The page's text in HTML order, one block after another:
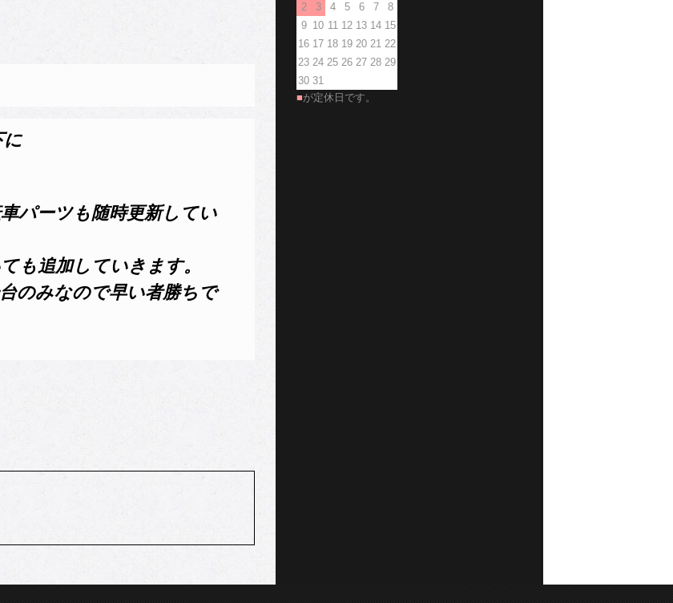
に
パーツも随時更新してい
も追加していきます。
のみなので早い者勝ちで
2
3 4 5 6 7
8
9 10 11 12 13 14 15
16 17 18 19 20 21 22
23 24 25 26 27 28 29
30 31
■が定休日です。